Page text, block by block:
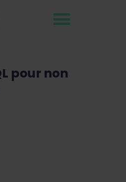
pour non